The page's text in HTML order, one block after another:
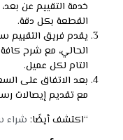
خدمة التقييم عن
القطعة بكل دقة.
يقدم فريق التقييم
الحالي، مع شرح
التام لكل عميل.
بعد الاتفاق على
مع تقديم إيصالات
“اكتشف أيضًا: شراء